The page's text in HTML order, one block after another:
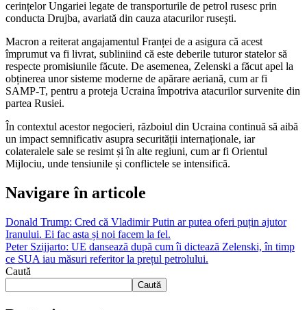
cerințelor Ungariei legate de transporturile de petrol rusesc prin
conducta Drujba, avariată din cauza atacurilor rusești.
Macron a reiterat angajamentul Franței de a asigura că acest
împrumut va fi livrat, subliniind că este deberile tuturor statelor să
respecte promisiunile făcute. De asemenea, Zelenski a făcut apel la
obținerea unor sisteme moderne de apărare aeriană, cum ar fi
SAMP-T, pentru a proteja Ucraina împotriva atacurilor survenite din
partea Rusiei.
În contextul acestor negocieri, războiul din Ucraina continuă să aibă
un impact semnificativ asupra securității internaționale, iar
colateralele sale se resimt și în alte regiuni, cum ar fi Orientul
Mijlociu, unde tensiunile și conflictele se intensifică.
Navigare în articole
Donald Trump: Cred că Vladimir Putin ar putea oferi puțin ajutor
Iranului. Ei fac asta și noi facem la fel.
Peter Szijjarto: UE dansează după cum îi dictează Zelenski, în timp
ce SUA iau măsuri referitor la prețul petrolului.
Caută
Caută